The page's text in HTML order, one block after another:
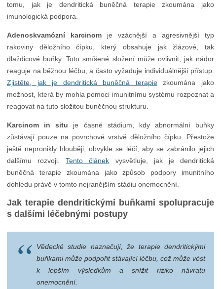
tomu, jak je dendritická buněčná terapie zkoumána jako
imunologická podpora.
Adenoskvamózní karcinom je vzácnější a agresivnější typ
rakoviny děložního čípku, který obsahuje jak žlázové, tak
dlaždicové buňky. Toto smíšené složení může ovlivnit, jak nádor
reaguje na běžnou léčbu, a často vyžaduje individuálnější přístup.
Zjistěte, jak je dendritická buněčná terapiezkoumána jako
možnost, která by mohla pomoci imunitnímu systému rozpoznat a
reagovat na tuto složitou buněčnou strukturu.
Karcinom in situ je časné stádium, kdy abnormální buňky
zůstávají pouze na povrchové vrstvě děložního čípku. Přestože
ještě nepronikly hlouběji, obvykle se léčí, aby se zabránilo jejich
dalšímu rozvoji.Tento článek vysvětluje, jak je dendritická
buněčná terapie zkoumána jako způsob podpory imunitního
dohledu právě v tomto nejranějším stádiu onemocnění.
Jak terapie dendritickými buňkami spolupracuje
s dalšími léčebnými postupy
Vědecké studie naznačují, že terapie dendritickými
buňkami může podpořit stávající léčbu, což může vést
k lepším výsledkům a snížit riziko návratu
onemocnění.